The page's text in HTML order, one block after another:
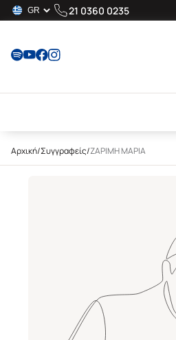
21 0360 0235
Αρχική/Συγγραφείς/ΖΑΡΙΜΗ ΜΑΡΙΑ